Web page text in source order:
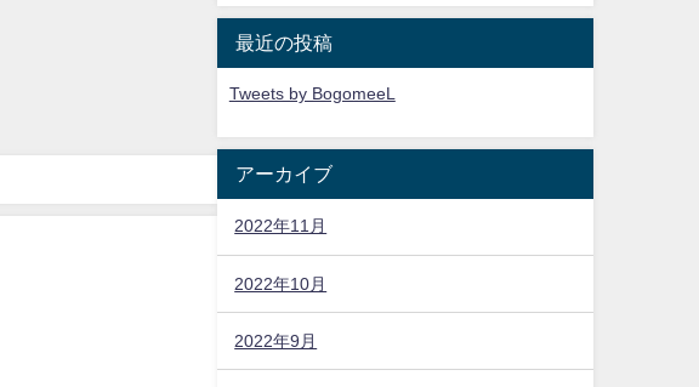
最近の投稿
Tweets by BogomeeL
アーカイブ
2022年11月
2022年10月
2022年9月